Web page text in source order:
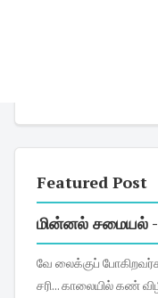
Featured Post
மின்னல் சமையல் -
வே லைக்குப் போகிறவர்களானாலும் சரி, இல்லத்தரசிகளானாலும்
சரி... காலையில் கண் விழித்த